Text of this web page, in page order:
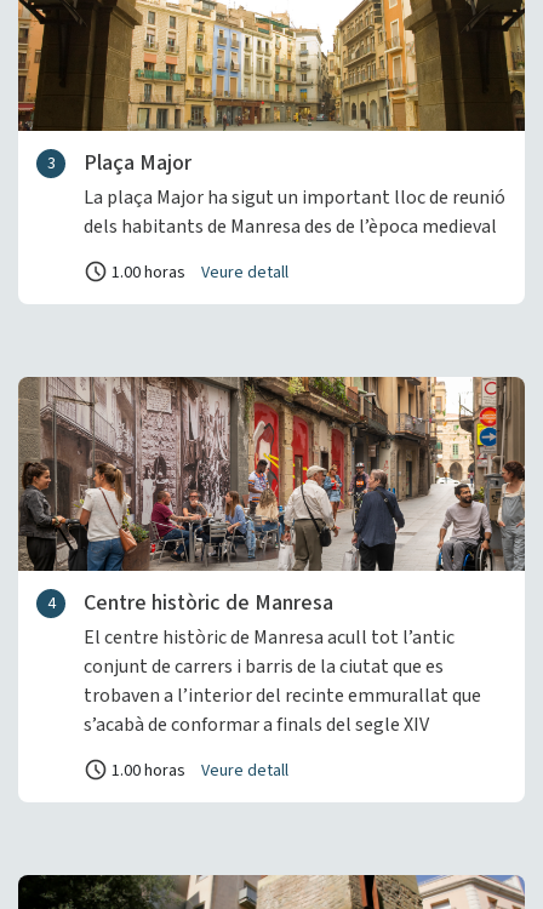
3 Plaça Major
La plaça Major ha sigut un important lloc de reunió
dels habitants de Manresa des de l’època medieval
1.00 horas Veure detall
4 Centre històric de Manresa
El centre històric de Manresa acull tot l’antic
conjunt de carrers i barris de la ciutat que es
trobaven a l’interior del recinte emmurallat que
s’acabà de conformar a finals del segle XIV
1.00 horas Veure detall